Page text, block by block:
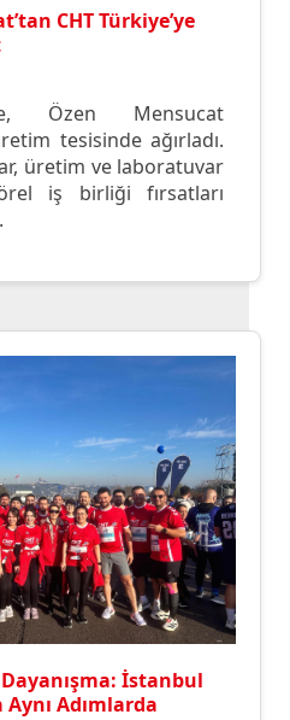
CHT Türkiye’ye
Özen Mensucat
tesisinde ağırladı.
üretim ve laboratuvar
iş birliği fırsatları
İstanbul
Adımlarda